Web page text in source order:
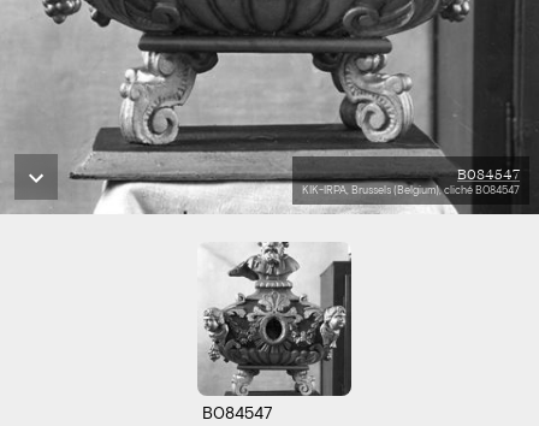
B084547
KIK-IRPA, Brussels (Belgium), cliché B084547
B084547